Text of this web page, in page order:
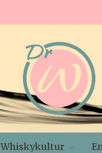
Whiskykultur